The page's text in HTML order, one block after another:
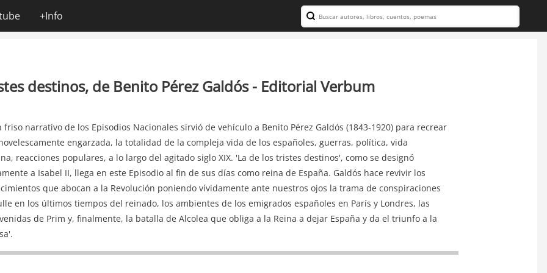
+Info Search
destinos, de Benito Pérez Galdós - Editorial Verbum
friso narrativo de los Episodios Nacionales sirvió de vehículo a Benito Pérez Galdós (1843-1920) para recrear
engarzada, la totalidad de la compleja vida de los españoles, guerras, política, vida
reacciones populares, a lo largo del agitado siglo XIX. 'La de los tristes destinos', como se designó
a Isabel II, llega en este Episodio al fin de sus días como reina de España. Galdós hace revivir los
que abocan a la Revolución poniendo vívidamente ante nuestros ojos la trama de conspiraciones
en los últimos tiempos del reinado, los ambientes de los emigrados españoles en París y Londres, las
de Prim y, finalmente, la batalla de Alcolea que obliga a la Reina a dejar España y da el triunfo a la